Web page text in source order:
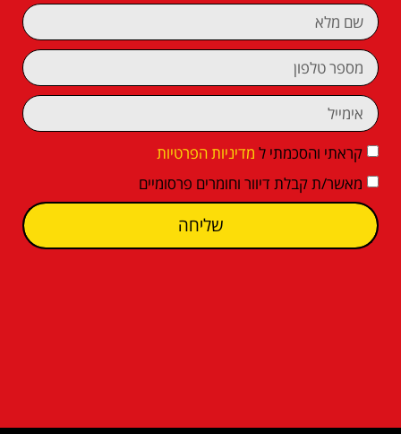
קראתי והסכמתי ל מדיניות הפרטיות
מאשר/ת קבלת דיוור וחומרים פרסומיים
שליחה